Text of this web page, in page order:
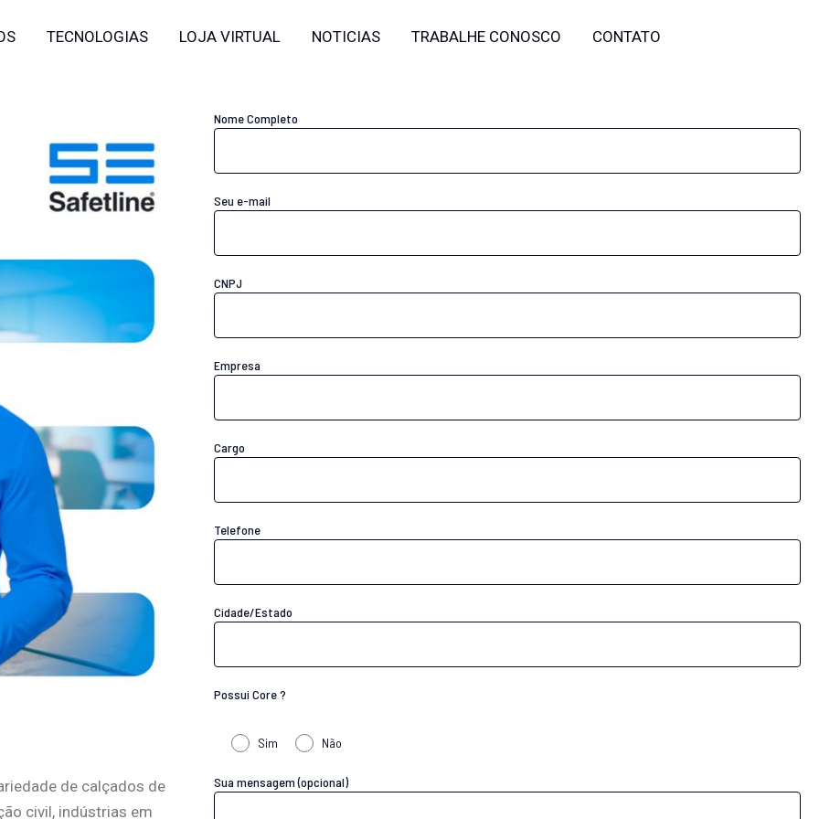
TECNOLOGIAS LOJA VIRTUAL NOTICIAS TRABALHE CONOSCO CONTATO
de calçados de
civil, indústrias em
Nome Completo
Seu e-mail
CNPJ
Empresa
Cargo
Telefone
Cidade/Estado
Possui Core ?
Sim Não
Sua mensagem (opcional)